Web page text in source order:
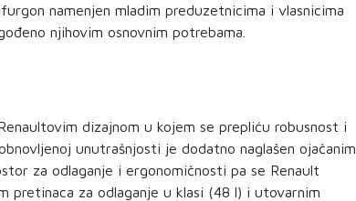
namenjen mladim preduzetnicima i vlasnicima
njihovim osnovnim potrebama.
dizajnom u kojem se prepliću robusnost i
unutrašnjosti je dodatno naglašen ojačanim
za odlaganje i ergonomičnosti pa se Renault
pretinaca za odlaganje u klasi (48 l) i utovarnim